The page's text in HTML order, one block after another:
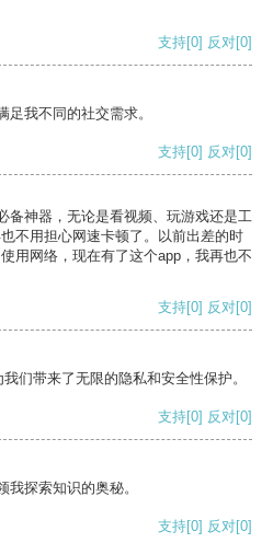
支持[0] 反对[0]
我不同的社交需求。
支持[0] 反对[0]
备神器，无论是看视频、玩游戏还是工
不用担心网速卡顿了。以前出差的时
用网络，现在有了这个app，我再也不
支持[0] 反对[0]
们带来了无限的隐私和安全性保护。
支持[0] 反对[0]
探索知识的奥秘。
支持[0] 反对[0]